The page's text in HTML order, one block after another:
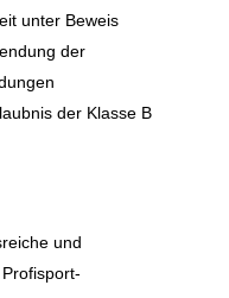
unter Beweis
der
der Klasse B
und